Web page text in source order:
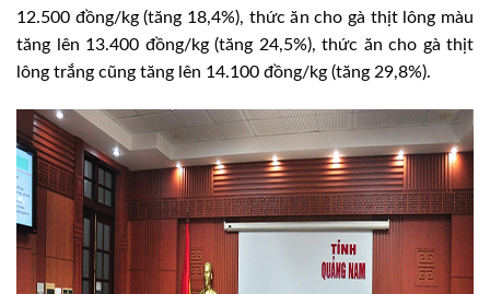
12.500 đồng/kg (tăng 18,4%), thức ăn cho gà thịt lông màu
tăng lên 13.400 đồng/kg (tăng 24,5%), thức ăn cho gà thịt
lông trắng cũng tăng lên 14.100 đồng/kg (tăng 29,8%).